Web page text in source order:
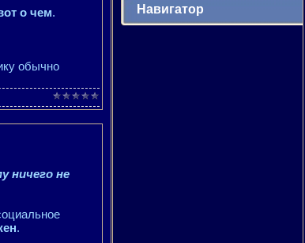
о чем.
обычно
ничего не
.
Навигатор